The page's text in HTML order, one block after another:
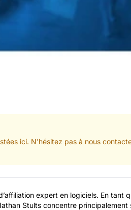
ici. N'hésitez pas à nous
expert en logiciels. En tant
Stults concentre principalement